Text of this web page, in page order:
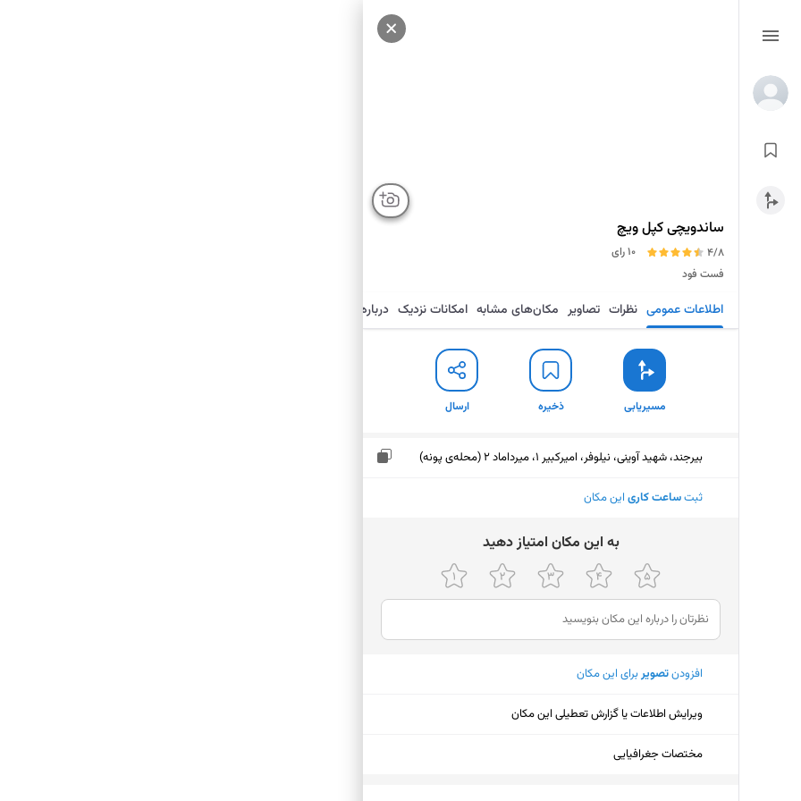
ساندویچی کپل ویچ
4/8
10 رای
فست فود
اطلاعات عمومی نظرات تصاویر مکان‌های مشابه امکانات نزدیک درباره
مسیریابی ذخیره ارسال
بیرجند، شهید آوینی، نیلوفر، امیرکبیر 1، میرداماد 2 (محله‌ی پونه)
ثبتساعت کاری این مکان
ﺑﻪ اﯾﻦ ﻣﮑﺎن اﻣﺘﯿﺎز دﻫﯿﺪ
افزودنتصویربرای این مکان
ویرایش اطلاعات یا گزارش تعطیلی این مکان
مختصات جغرافیایی